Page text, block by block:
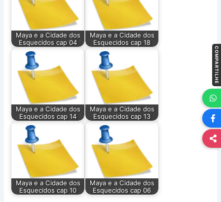
Maya e a Cidade dos
Esquecidos cap 04
Maya e a Cidade dos
Esquecidos cap 18
Maya e a Cidade dos
Esquecidos cap 14
Maya e a Cidade dos
Esquecidos cap 13
Maya e a Cidade dos
Esquecidos cap 10
Maya e a Cidade dos
Esquecidos cap 06
COMPARTILHE